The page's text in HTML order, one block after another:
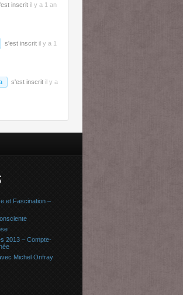
inscrit il y a 1 an
s'est inscrit il y a 1
s'est inscrit il y a
et Fascination –
2013 – Compte-
Michel Onfray